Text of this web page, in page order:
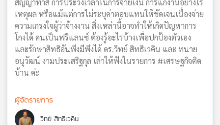
เหตุผล หรือแม้แต่การไม่ระบุค่าตอบแทนให้ชัดเจนเนื่องจ่าย
ความเกรงใจผู้ว่าจ้างงาน สิ่งเหล่านี้อาจทำให้เกิดปัญหาการ
โกงได้ คนเป็นฟรีแลนซ์ ต้องรู้อะไรบ้างเพื่อปกป้องตัวเอง
และรักษาสิทธิอันพึงมีพึงได้ ดร.วิทย์ สิทธิเวคิน และ ทนาย
อนุวัฒน์ งามประเสริฐกุล เล่าให้ฟังในรายการ #เศรษฐกิจติด
บ้าน ค่ะ
ผู้จัดรายการ
วิทย์ สิทธิเวคิน